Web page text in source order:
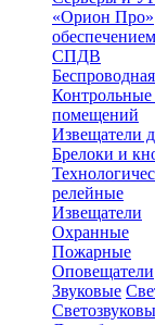
«Орион Про»
СПДВ
Контрольные
помещений
Извещатели
Брелоки и
релейные
Извещатели
Охранные
Пожарные
Оповещатели
Звуковые